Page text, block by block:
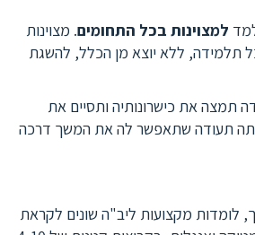
למצוינות בכל התחומים. מצוינות
תלמידה, ללא יוצא מן הכלל, להשגת
תמצה את כישרונותיה ותסיים את
תעודה שתאפשר לה את המשך דרכה
לומדות מקצועות ליב"ה שונים לקראת